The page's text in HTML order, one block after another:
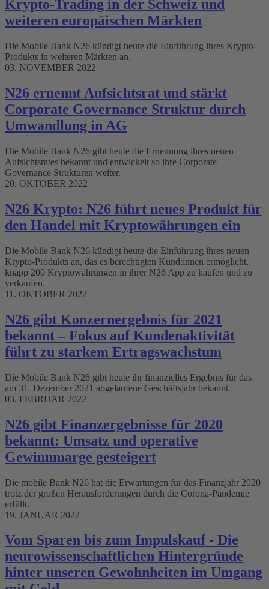
Krypto-Trading in der Schweiz und
weiteren europäischen Märkten
Die Mobile Bank N26 kündigt heute die Einführung ihres Krypto-
Produkts in weiteren Märkten an.
03. NOVEMBER 2022
N26 ernennt Aufsichtsrat und stärkt
Corporate Governance Struktur durch
Umwandlung in AG
Die Mobile Bank N26 gibt heute die Ernennung ihres neuen
Aufsichtsrates bekannt und entwickelt so ihre Corporate
Governance Strukturen weiter.
20. OKTOBER 2022
N26 Krypto: N26 führt neues Produkt für
den Handel mit Kryptowährungen ein
Die Mobile Bank N26 kündigt heute die Einführung ihres neuen
Krypto-Produkts an, das es berechtigten Kund:innen ermöglicht,
knapp 200 Kryptowährungen in ihrer N26 App zu kaufen und zu
verkaufen.
11. OKTOBER 2022
N26 gibt Konzernergebnis für 2021
bekannt – Fokus auf Kundenaktivität
führt zu starkem Ertragswachstum
Die Mobile Bank N26 gibt heute ihr finanzielles Ergebnis für das
am 31. Dezember 2021 abgelaufene Geschäftsjahr bekannt.
03. FEBRUAR 2022
N26 gibt Finanzergebnisse für 2020
bekannt: Umsatz und operative
Gewinnmarge gesteigert
Die mobile Bank N26 hat die Erwartungen für das Finanzjahr 2020
trotz der großen Herausforderungen durch die Corona-Pandemie
erfüllt.
19. JANUAR 2022
Vom Sparen bis zum Impulskauf - Die
neurowissenschaftlichen Hintergründe
hinter unseren Gewohnheiten im Umgang